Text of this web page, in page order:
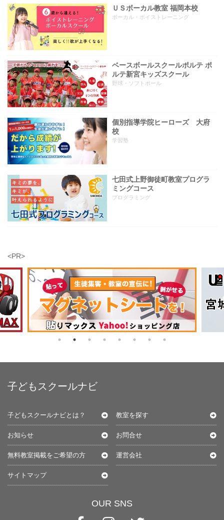
ＵＳボーカル教室 福岡本校
ボーカル・ボイストレーニング
ベースボールスクールポルテ ポ
ルテ新宮キッズスクール
野球・ソフトボール
個別指導学院ヒーローズ 大府
校
学習塾
七田式上野御徒町教室プログラ
ミングコース
プログラミング
<PR>
子どもスクールナビ
子どもスクールナビとは？ 教室を探す
お知らせ お問合せ
無料教室掲載をご希望の方 運営会社
サイトマップ
OUR SNS